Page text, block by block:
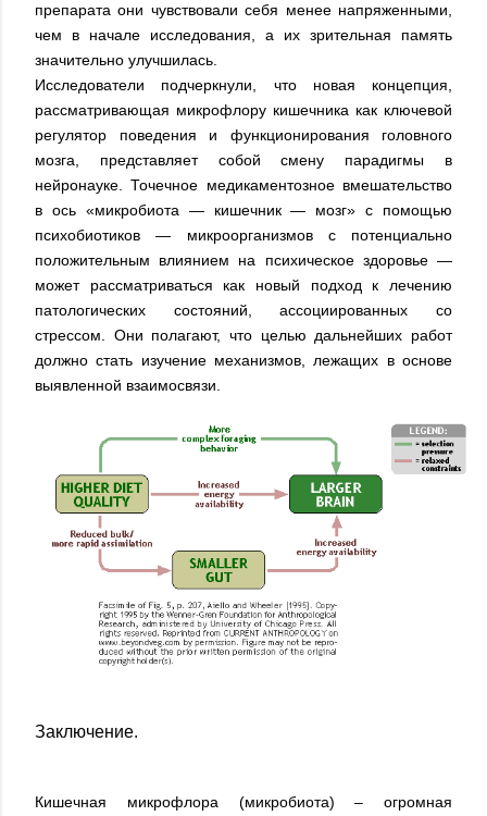
препарата они чувствовали себя менее напряженными,
чем в начале исследования, а их зрительная память
значительно улучшилась.
Исследователи подчеркнули, что новая концепция,
рассматривающая микрофлору кишечника как ключевой
регулятор поведения и функционирования головного
мозга, представляет собой смену парадигмы в
нейронауке. Точечное медикаментозное вмешательство
в ось «микробиота — кишечник — мозг» с помощью
психобиотиков — микроорганизмов с потенциально
положительным влиянием на психическое здоровье —
может рассматриваться как новый подход к лечению
патологических состояний, ассоциированных со
стрессом. Они полагают, что целью дальнейших работ
должно стать изучение механизмов, лежащих в основе
выявленной взаимосвязи.
Заключение.
Кишечная микрофлора (микробиота) – огромная